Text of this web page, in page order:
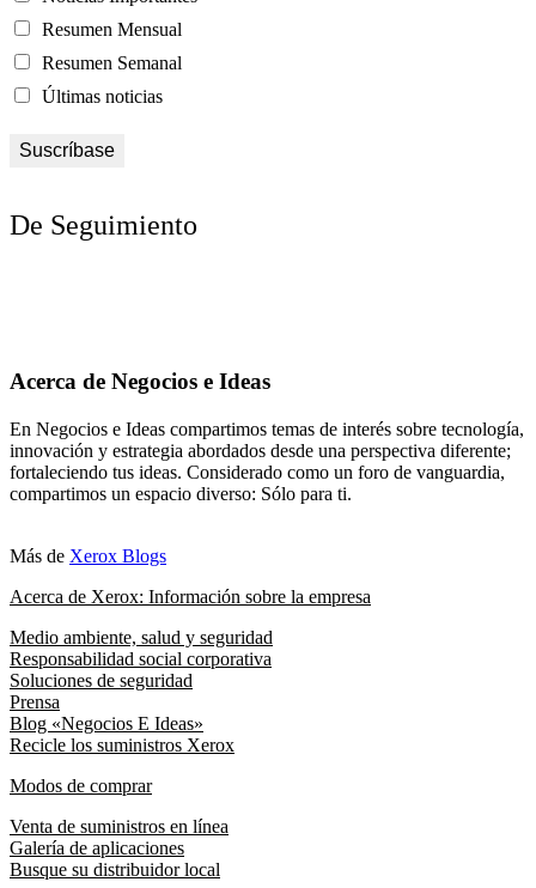
Resumen Mensual
Resumen Semanal
Últimas noticias
De Seguimiento
Acerca de Negocios e Ideas
En Negocios e Ideas compartimos temas de interés sobre tecnología,
innovación y estrategia abordados desde una perspectiva diferente;
fortaleciendo tus ideas. Considerado como un foro de vanguardia,
compartimos un espacio diverso: Sólo para ti.
Más de Xerox Blogs
Acerca de Xerox: Información sobre la empresa
Medio ambiente, salud y seguridad
Responsabilidad social corporativa
Soluciones de seguridad
Prensa
Blog «Negocios E Ideas»
Recicle los suministros Xerox
Modos de comprar
Venta de suministros en línea
Galería de aplicaciones
Busque su distribuidor local